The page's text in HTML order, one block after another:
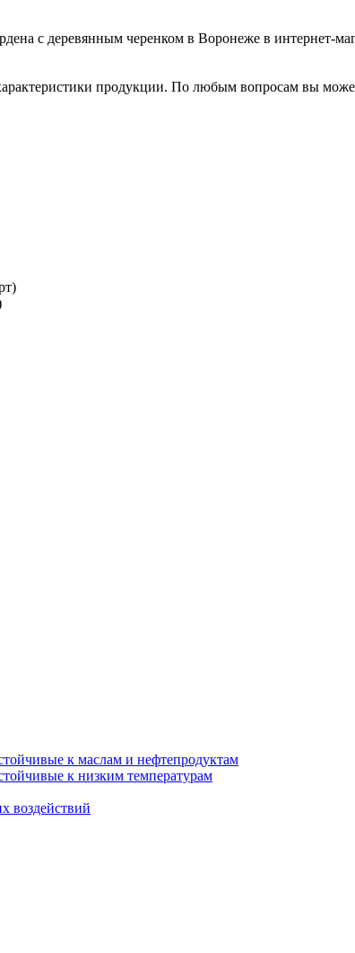
с деревянным черенком в Воронеже в интернет-
продукции. По любым вопросам вы
к маслам и нефтепродуктам
к низким температурам
воздействий